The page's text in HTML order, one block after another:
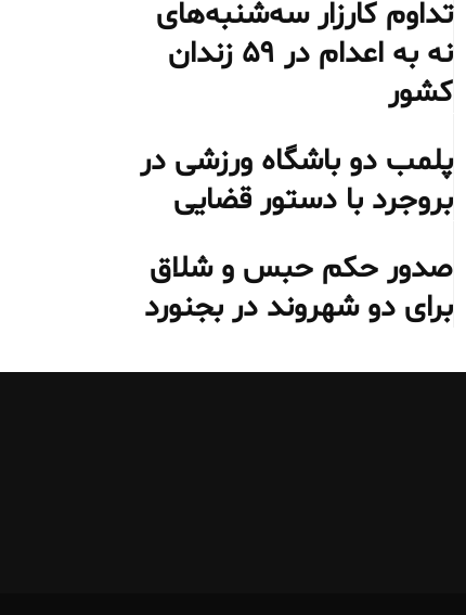
تداوم کارزار سه‌شنبه‌های
نه به اعدام در ۵۹ زندان
کشور
پلمب دو باشگاه ورزشی در
بروجرد با دستور قضایی
صدور حکم حبس و شلاق
برای دو شهروند در بجنورد